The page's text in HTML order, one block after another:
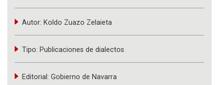
Autor: Koldo Zuazo Zelaieta
Tipo: Publicaciones de dialectos
Editorial: Gobierno de Navarra